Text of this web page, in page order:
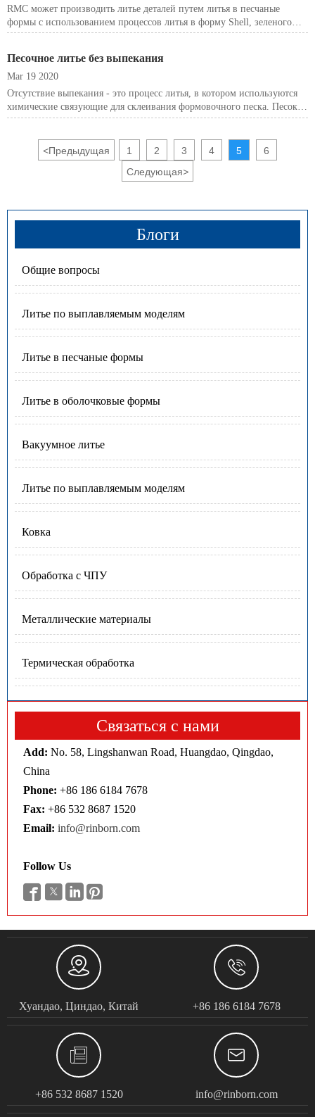
RMC может производить литье деталей путем литья в песчаные
формы с использованием процессов литья в форму Shell, зеленого
литья и литья в смолу.
Песочное литье без выпекания
Mar 19 2020
Отсутствие выпекания - это процесс литья, в котором используются
химические связующие для склеивания формовочного песка. Песок
подается на станцию заполнения формы для подготовки к
<Предыдущая 1 2 3 4 5
6
Следующая>
Блоги
Общие вопросы
Литье по выплавляемым моделям
Литье в песчаные формы
Литье в оболочковые формы
Вакуумное литье
Литье по выплавляемым моделям
Ковка
Обработка с ЧПУ
Металлические материалы
Термическая обработка
Связаться с нами
Add: No. 58, Lingshanwan Road, Huangdao, Qingdao,
China
Phone: +86 186 6184 7678
Fax:+86 532 8687 1520
Email: info@rinborn.com
Follow Us
   

Хуандао, Циндао, Китай

+86 186 6184 7678

+86 532 8687 1520

info@rinborn.com